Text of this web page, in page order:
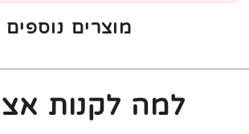
מוצרים נוספים
למה לקנות